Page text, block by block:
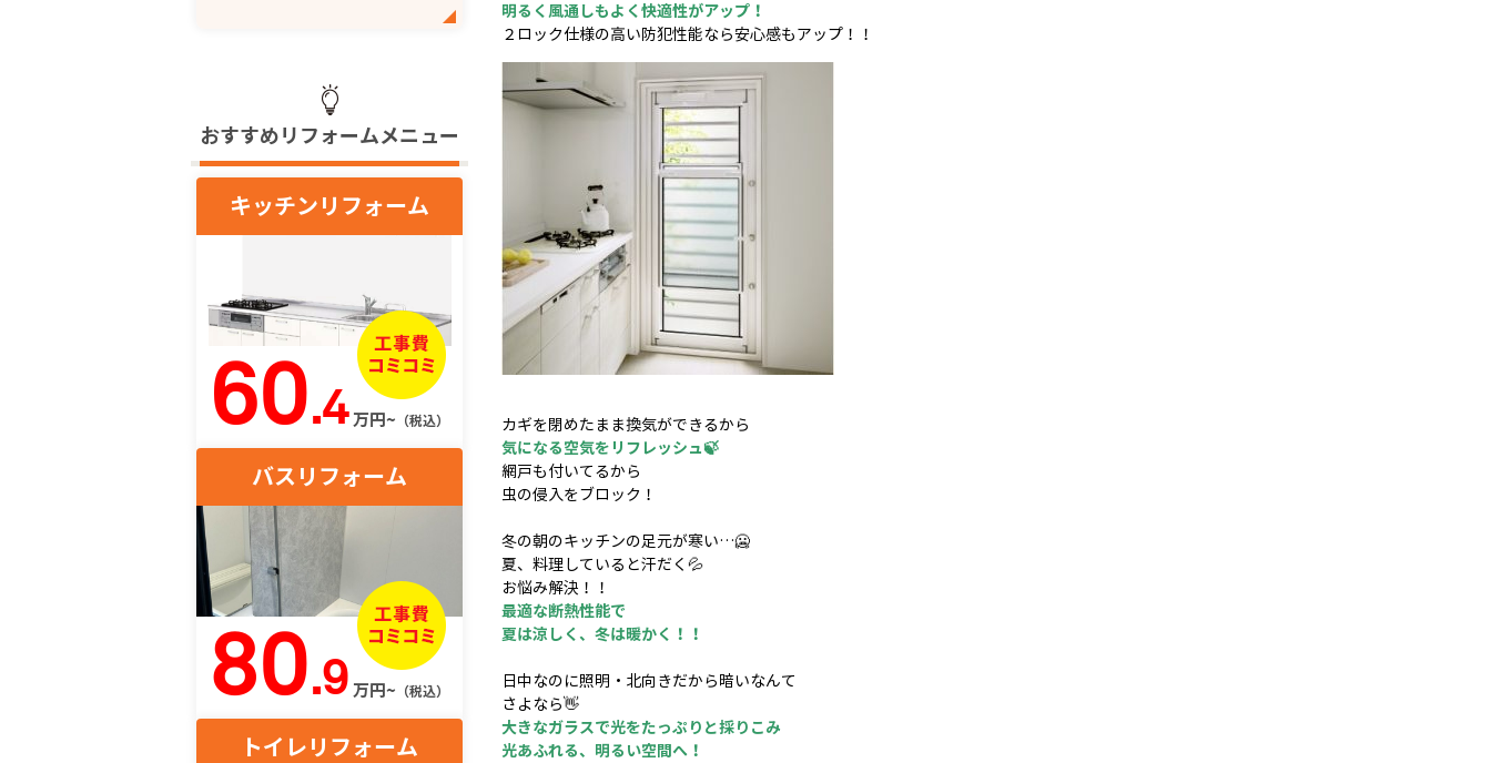
明るく風通しもよく快適性がアップ！
２ロック仕様の高い防犯性能なら安心感もアップ！！
カギを閉めたまま換気ができるから
気になる空気をリフレッシュ🍃
網戸も付いてるから
虫の侵入をブロック！
冬の朝のキッチンの足元が寒い…🥶
夏、料理していると汗だく💦
お悩み解決！！
最適な断熱性能で
夏は涼しく、冬は暖かく！！
日中なのに照明・北向きだから暗いなんて
さよなら👋
大きなガラスで光をたっぷりと採りこみ
光あふれる、明るい空間へ！
おすすめリフォームメニュー
キッチンリフォーム
60.4万円~ （税込）
バスリフォーム
80.9 万円~ （税込）
トイレリフォーム